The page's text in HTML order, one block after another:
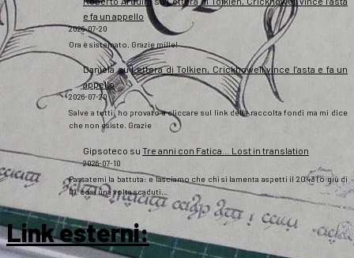
e fa un appello
2026-07-20
Ora è sistemato. Grazie mille!
DanielasuLettera di Tolkien, Crickhowell vince l’asta e fa un
appello
2026-07-20
Salve a tutti, ho provato a cliccare sul link della raccolta fondi ma mi dice
che non esiste. Grazie
Gipsoteco su Tre anni con Fatica… Lost in translation
2026-07-10
Passatemi la battuta: e lasciamo che chi si lamenta aspetti il 2043 (o giù di
lì), così una volta scaduti…
Link esterni: